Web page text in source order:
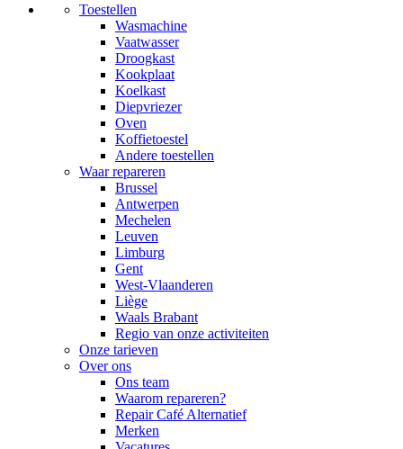
Toestellen
Wasmachine
Vaatwasser
Droogkast
Kookplaat
Koelkast
Diepvriezer
Oven
Koffietoestel
Andere toestellen
Waar repareren
Brussel
Antwerpen
Mechelen
Leuven
Limburg
Gent
West-Vlaanderen
Liège
Waals Brabant
Regio van onze activiteiten
Onze tarieven
Over ons
Ons team
Waarom repareren?
Repair Café Alternatief
Merken